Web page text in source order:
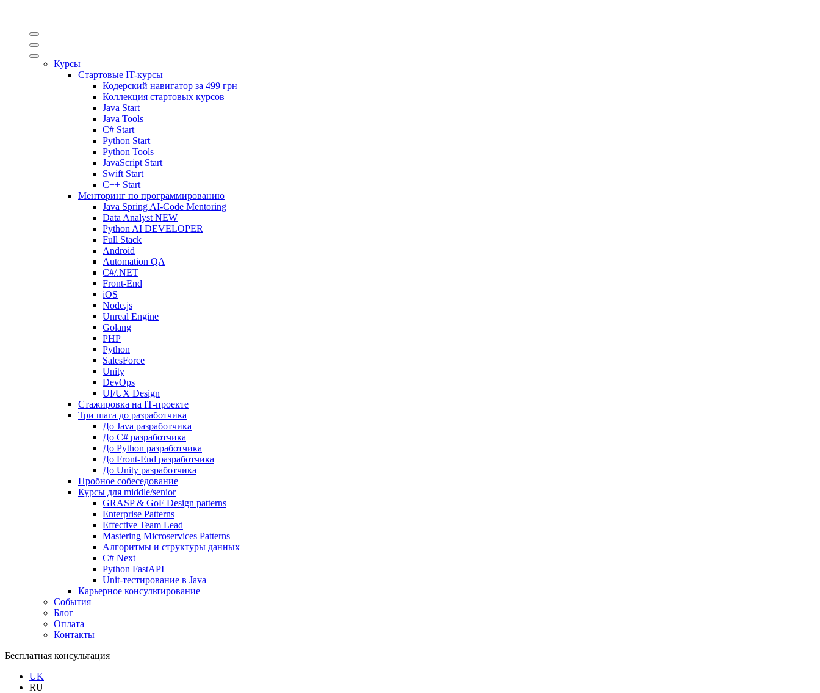
Курсы
Стартовые IT-курсы
Кодерский навигатор за 499 грн
Коллекция стартовых курсов
Java Start
Java Tools
C# Start
Python Start
Python Tools
JavaScript Start
Swift Start
C++ Start
Менторинг по программированию
Java Spring AI-Code Mentoring
Data Analyst NEW
Python AI DEVELOPER
Full Stack
Android
Automation QA
C#/.NET
Front-End
iOS
Node.js
Unreal Engine
Golang
PHP
Python
SalesForce
Unity
DevOps
UI/UX Design
Стажировка на IT-проекте
Три шага до разработчика
До Java разработчика
До C# разработчика
До Python разработчика
До Front-End разработчика
До Unity разработчика
Пробное собеседование
Курсы для middle/senior
GRASP & GoF Design patterns
Enterprise Patterns
Effective Team Lead
Mastering Microservices Patterns
Алгоритмы и структуры данных
C# Next
Python FastAPI
Unit-тестирование в Java
Карьерное консультирование
События
Блог
Оплата
Контакты
Бесплатная консультация
UK
RU